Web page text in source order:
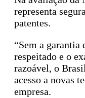
representa
patentes.
“Sem a garantia
respeitado e o
razoável, o
acesso a novas
empresa.